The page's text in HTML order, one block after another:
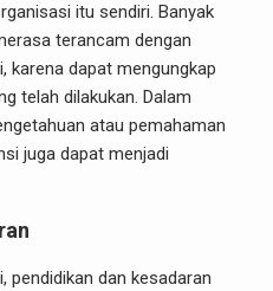
itu sendiri. Banyak
terancam dengan
karena dapat mengungkap
telah dilakukan. Dalam
atau pemahaman
juga dapat menjadi
pendidikan dan kesadaran